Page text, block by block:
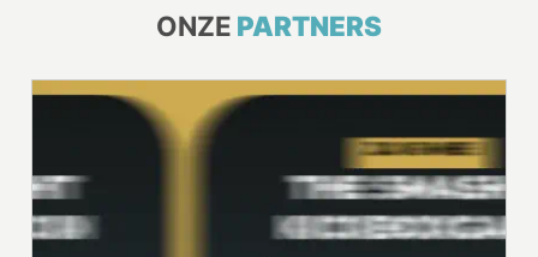
ONZE PARTNERS